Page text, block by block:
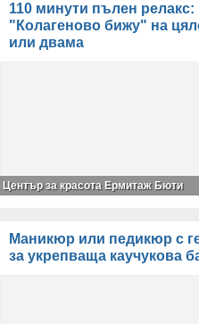
110 минути пълен
"Колагеново бижу" на
или двама
Център за красота Ермитаж Бюти
Маникюр или педикюр с
за укрепваща каучукова